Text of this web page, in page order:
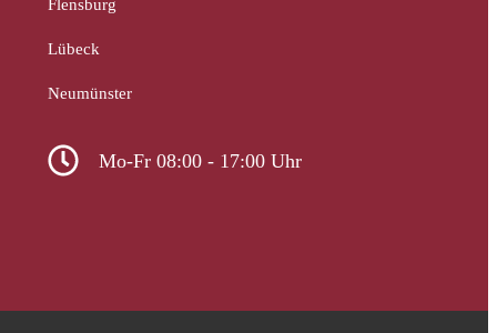
Flensburg
Lübeck
Neumünster
Mo-Fr 08:00 - 17:00 Uhr